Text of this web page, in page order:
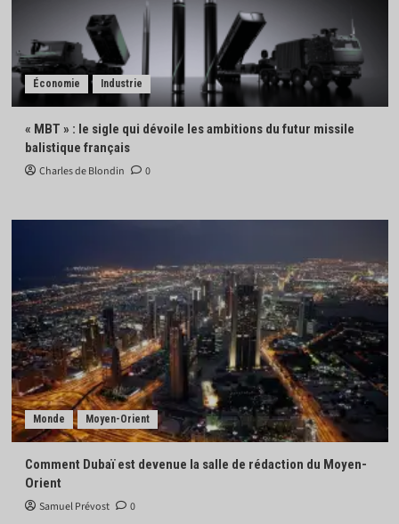
Économie Industrie
« MBT » : le sigle qui dévoile les ambitions du futur missile
balistique français
Charles de Blondin 0
Monde Moyen-Orient
Comment Dubaï est devenue la salle de rédaction du Moyen-
Orient
Samuel Prévost 0